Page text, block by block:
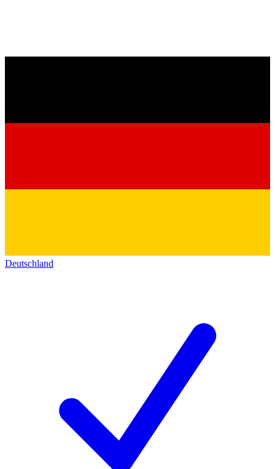
Deutschland